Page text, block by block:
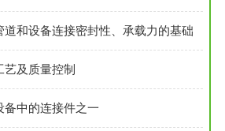
道和设备连接密封性、承载力的基础
及质量控制
备中的连接件之一